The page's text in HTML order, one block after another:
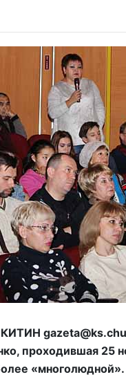
проходившая 25